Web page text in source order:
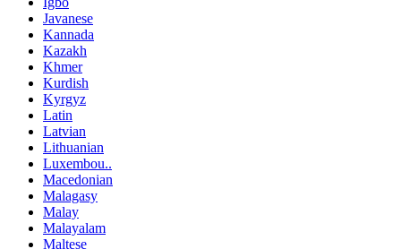
Javanese
Kannada
Kazakh
Khmer
Kurdish
Kyrgyz
Latin
Latvian
Lithuanian
Luxembou..
Macedonian
Malagasy
Malay
Malayalam
Maltese